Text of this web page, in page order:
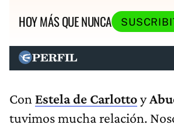
HOY MÁS QUE NUNCA
Con Estela de Carlottoy
tuvimos mucha relación.